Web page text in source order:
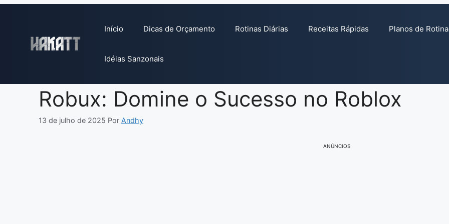
conteúdo
Início Dicas de Orçamento Rotinas Diárias Receitas Rápidas Planos de Rotina
Idéias Sanzonais
Robux: Domine o Sucesso no Roblox
13 de julho de 2025 Por Andhy
ANÚNCIOS